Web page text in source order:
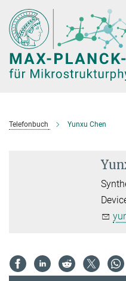
Hauptinhalt
Telefonbuch Yunxu Chen